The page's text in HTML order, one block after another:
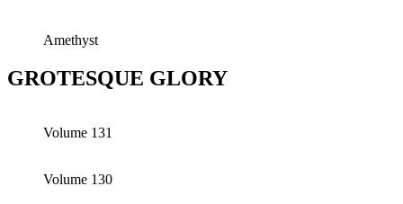
Amethyst
GROTESQUE GLORY
Volume 131
Volume 130